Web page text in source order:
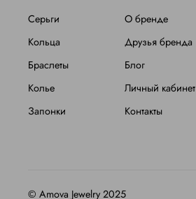
Серьги
Кольца
Браслеты
Колье
Запонки
О бренде
Друзья бренда
Блог
Личный кабинет
Контакты
© Amova Jewelry 2025